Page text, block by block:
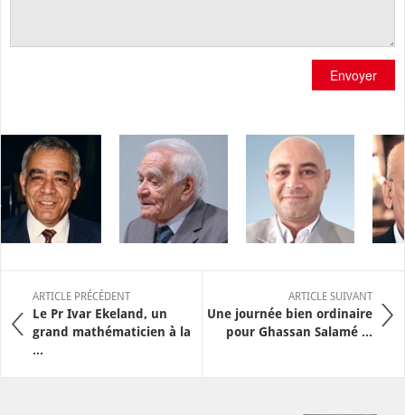
Envoyer
ARTICLE PRÉCÉDENT
Le Pr Ivar Ekeland, un
grand mathématicien à la
...
ARTICLE SUIVANT
Une journée bien ordinaire
pour Ghassan Salamé ...